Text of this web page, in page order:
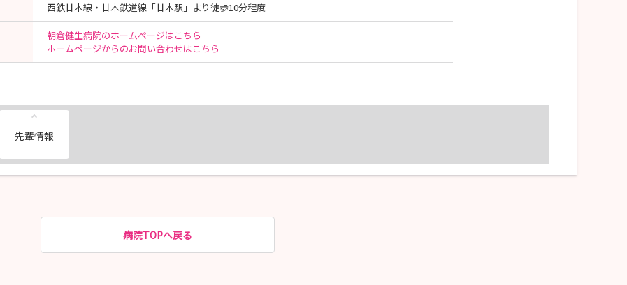
西鉄甘木線・甘木鉄道線「甘木駅」より徒歩10分程度
朝倉健生病院のホームページはこちら
ホームページからのお問い合わせはこちら
先輩情報
病院TOPへ戻る